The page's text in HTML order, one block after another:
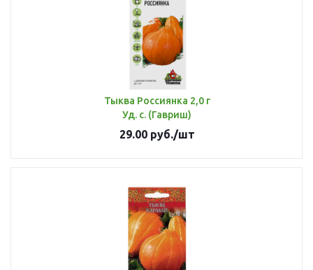
Тыква Россиянка 2,0 г
Уд. с. (Гавриш)
29.00руб./шт